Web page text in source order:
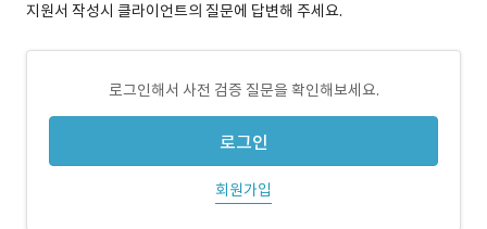
지원서 작성시 클라이언트의 질문에 답변해 주세요.
로그인해서 사전 검증 질문을 확인해보세요.
로그인
회원가입